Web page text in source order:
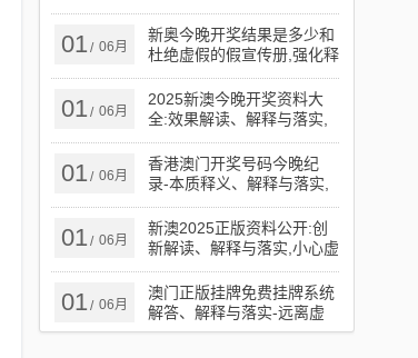
落实​
01 / 06月
新奥今晚开奖结果是多少和
杜绝虚假的假宣传册,强化释
义、解释与落实​
01 / 06月
2025新澳今晚开奖资料大
全:效果解读、解释与落实,
谨防虚假的障眼法
01 / 06月
香港澳门开奖号码今晚纪
录-本质释义、解释与落实,
谨防欺诈的假承诺境
01 / 06月
新澳2025正版资料公开:创
新解读、解释与落实,小心虚
假鼓吹
01 / 06月
澳门正版挂牌免费挂牌系统
解答、解释与落实​-远离虚
假信息